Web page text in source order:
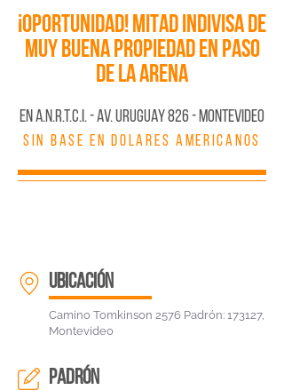
¡OPORTUNIDAD! MITAD INDIVISA DE
MUY BUENA PROPIEDAD EN PASO
DE LA ARENA
En A.N.R.T.C.I. - AV. URUGUAY 826 - MONTEVIDEO
SIN BASE EN DOLARES AMERICANOS
ubicación
Camino Tomkinson 2576 Padrón: 173127,
Montevideo
padrón